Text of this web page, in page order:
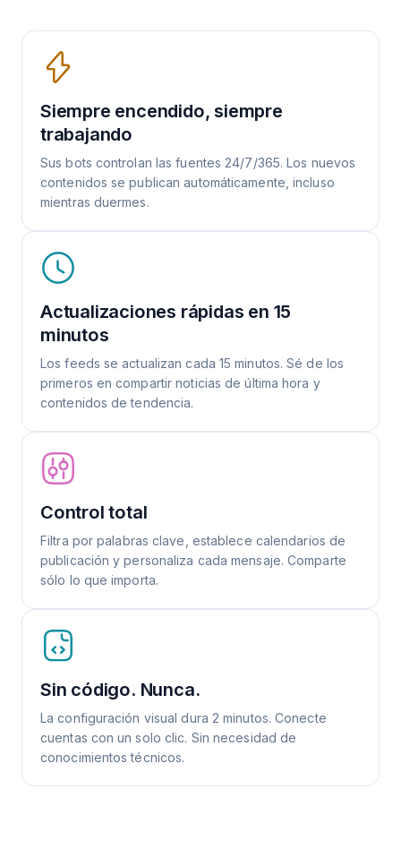
Siempre encendido, siempre
trabajando
Sus bots controlan las fuentes 24/7/365. Los nuevos
contenidos se publican automáticamente, incluso
mientras duermes.
Actualizaciones rápidas en 15
minutos
Los feeds se actualizan cada 15 minutos. Sé de los
primeros en compartir noticias de última hora y
contenidos de tendencia.
Control total
Filtra por palabras clave, establece calendarios de
publicación y personaliza cada mensaje. Comparte
sólo lo que importa.
Sin código. Nunca.
La configuración visual dura 2 minutos. Conecte
cuentas con un solo clic. Sin necesidad de
conocimientos técnicos.